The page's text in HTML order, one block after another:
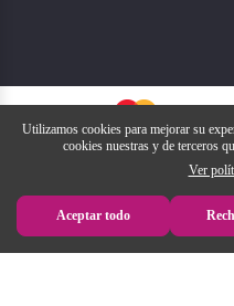
Utilizamos cookies para mejorar su
cookies nuestras y de terceros
Ver
Aceptar todo